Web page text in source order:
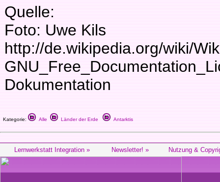
Quelle:
Foto: Uwe Kils
http://de.wikipedia.org/wiki/
Dokumentation
Kategorie: Alle Länder der Erde Antarktis
Lernwerkstatt Integration » Newsletter! » Nutzung &